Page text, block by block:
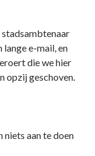
e-mail, en
die we hier
opzij geschoven.
aan te doen